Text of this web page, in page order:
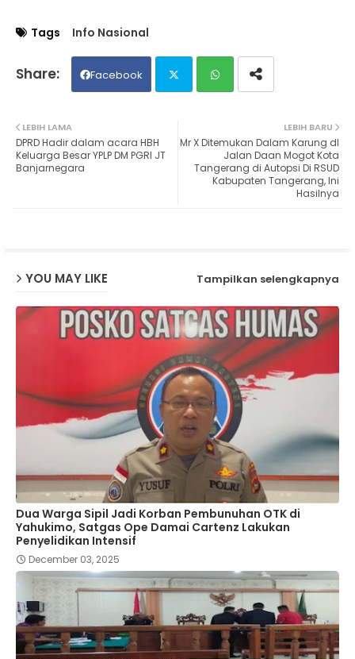
Tags Info Nasional
Facebook
ter ats
ap
LEBIH BARU
Mr X Ditemukan Dalam Karung dI
Jalan Daan Mogot Kota
Tangerang di Autopsi Di RSUD
Kabupaten Tangerang, Ini
Hasilnya
LEBIH LAMA
DPRD Hadir dalam acara HBH
Keluarga Besar YPLP DM PGRI JT
Banjarnegara
YOU MAY LIKE Tampilkan selengkapnya
Dua Warga Sipil Jadi Korban Pembunuhan OTK di
Yahukimo, Satgas Ope Damai Cartenz Lakukan
Penyelidikan Intensif
December 03, 2025